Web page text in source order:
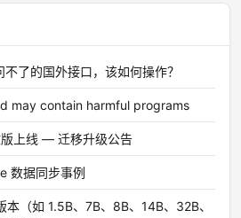
了的国外接口，该如何操作？
may contain harmful programs
上线 — 迁移升级公告
数据同步事例
（如 1.5B、7B、8B、14B、32B、